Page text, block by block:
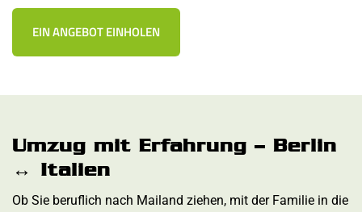
EIN ANGEBOT EINHOLEN
Umzug mit Erfahrung – Berlin
↔ Italien
Ob Sie beruflich nach Mailand ziehen, mit der Familie in die